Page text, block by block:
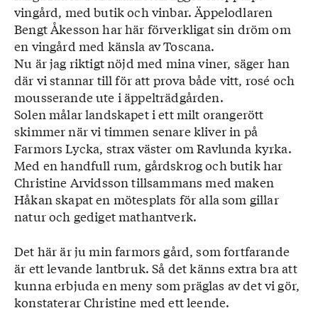
vingård, med butik och vinbar. Äppelodlaren
Bengt Åkesson har här förverkligat sin dröm om
en vingård med känsla av Toscana.
Nu är jag riktigt nöjd med mina viner, säger han
där vi stannar till för att prova både vitt, rosé och
mousserande ute i äppelträdgården.
Solen målar landskapet i ett milt orangerött
skimmer när vi timmen senare kliver in på
Farmors Lycka, strax väster om Ravlunda kyrka.
Med en handfull rum, gårdskrog och butik har
Christine Arvidsson tillsammans med maken
Håkan skapat en mötesplats för alla som gillar
natur och gediget mathantverk.
Det här är ju min farmors gård, som fortfarande
är ett levande lantbruk. Så det känns extra bra att
kunna erbjuda en meny som präglas av det vi gör,
konstaterar Christine med ett leende.